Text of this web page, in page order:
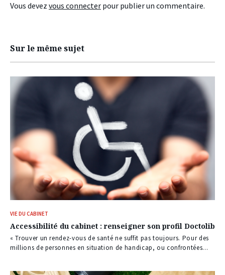
Vous devez vous connecter pour publier un commentaire.
Sur le même sujet
VIE DU CABINET
Accessibilité du cabinet : renseigner son profil Doctolib
« Trouver un rendez-vous de santé ne suffit pas toujours. Pour des
millions de personnes en situation de handicap, ou confrontées...